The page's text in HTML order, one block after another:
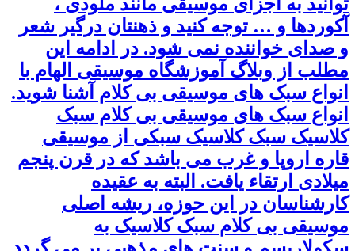
آکوردها و … توجه کنید و ذهنتان درگیر شعر
و صدای خواننده نمی شود. در ادامه این
مطلب از وبلاگ آموزشگاه موسیقی الهام با
انواع سبک های موسیقی بی کلام آشنا شوید.
انواع سبک های موسیقی بی کلام سبک
کلاسیک سبک کلاسیک سبکی از موسیقی
قاره اروپا و غرب می باشد که در قرن پنجم
میلادی ارتقاء یافت. البته به عقیده
کارشناسان در این حوزه، ریشه اصلی
موسیقی بی کلام سبک کلاسیک به